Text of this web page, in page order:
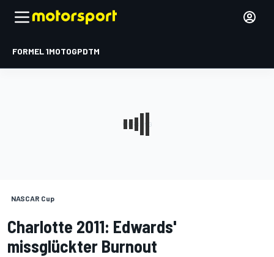
FORMEL 1MOTOGPDTM
NASCAR Cup
Charlotte 2011: Edwards'
missglückter Burnout